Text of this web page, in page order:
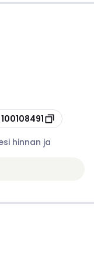
100108491
hinnan ja